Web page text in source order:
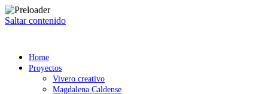
Saltar contenido
Home
Proyectos
Vivero creativo
Magdalena Caldense